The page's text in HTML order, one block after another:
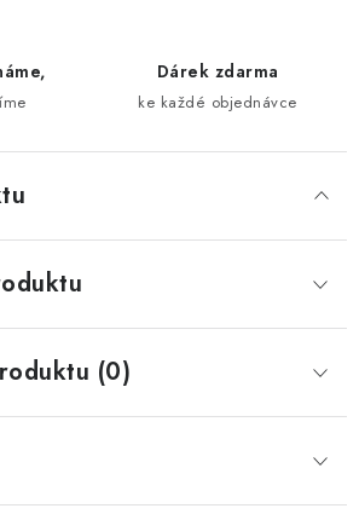
Dárek zdarma
ke každé objednávce
(0)